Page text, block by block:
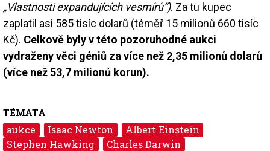
„Vlastnosti expandujících vesmírů“). Za tu kupec
zaplatil asi 585 tisíc dolarů (téměř 15 milionů 660 tisíc
Kč). Celkově byly v této pozoruhodné aukci
vydraženy věci géniů za více než 2,35 milionů dolarů
(více než 53,7 milionů korun).
TÉMATA
aukce Isaac Newton
Albert Einstein
Stephen Hawking
Charles Darwin